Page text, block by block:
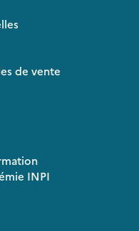
de vente
INPI